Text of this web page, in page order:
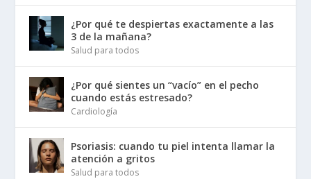
¿Por qué te despiertas exactamente a las
3 de la mañana?
Salud para todos
¿Por qué sientes un “vacío” en el pecho
cuando estás estresado?
Cardiología
Psoriasis: cuando tu piel intenta llamar la
atención a gritos
Salud para todos